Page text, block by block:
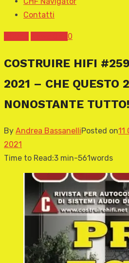
Contatti
0
COSTRUIRE HIFI
2021 – CHE QUESTO
NONOSTANTE TUTTO!
By Andrea BassanelliPosted on11
2021
Time to Read:3 min-561words